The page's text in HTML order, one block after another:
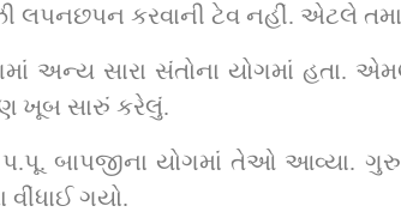
લપનછપન કરવાની ટેવ નહીં. એટલે
અન્ય સારા સંતોના યોગમાં હતા.
ખૂબ સારું કરેલું.
બાપજીના યોગમાં તેઓ આવ્યા.
વીંધાઈ ગયો.